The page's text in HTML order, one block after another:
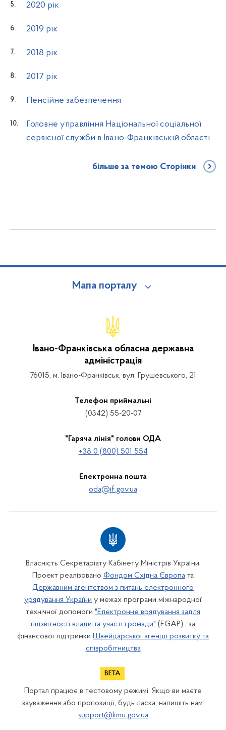
2020 рік
2019 рік
2018 рік
2017 рік
Пенсійне забезпечення
Головне управління Національної соціальної
сервісної служби в Івано-Франківській області
більше за темою Сторінки
Мапа порталу
Івано-Франківська обласна державна
адміністрація
76015, м. Івано-Франківськ, вул. Грушевського, 21
Телефон приймальні
(0342) 55-20-07
"Гаряча лінія" голови ОДА
+38 0 (800) 501 554
Електронна пошта
oda@if.gov.ua
Власність Секретаріату Кабінету Міністрів України.
Проект реалізовано Фондом Східна Європа та
Державним агентством з питань електронного
урядування України у межах програми міжнародної
технічної допомоги "Електронне врядування задля
підзвітності влади та участі громади" (EGAP) , за
фінансової підтримки Швейцарської агенції розвитку та
співробітництва
Портал працює в тестовому режимі. Якщо ви маєте
зауваження або пропозиції, будь ласка, напишіть нам:
support@kmu.gov.ua